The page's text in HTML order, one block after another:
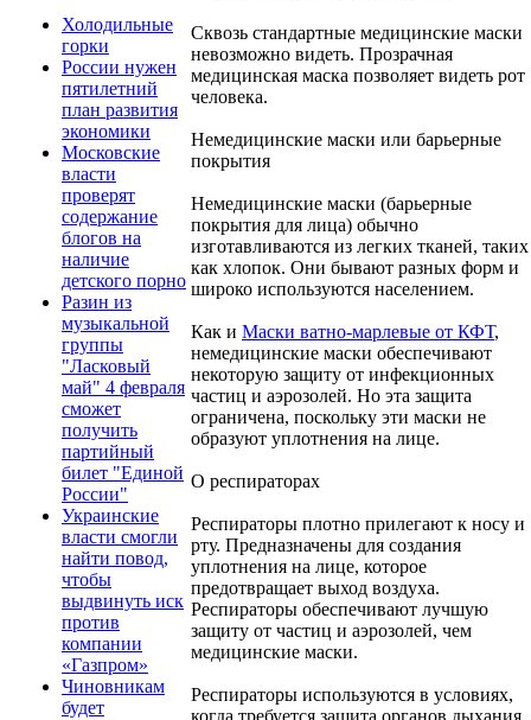
Холодильные
горки
России нужен
пятилетний
план развития
экономики
Московские
власти
проверят
содержание
блогов на
наличие
детского порно
Разин из
музыкальной
группы
"Ласковый
май" 4 февраля
сможет
получить
партийный
билет "Единой
России"
Украинские
власти смогли
найти повод,
чтобы
выдвинуть иск
против
компании
«Газпром»
Чиновникам
будет
Сквозь стандартные медицинские маски
невозможно видеть. Прозрачная
медицинская маска позволяет видеть рот
человека.
Немедицинские маски или барьерные
покрытия
Немедицинские маски (барьерные
покрытия для лица) обычно
изготавливаются из легких тканей, таких
как хлопок. Они бывают разных форм и
широко используются населением.
Как и Маски ватно-марлевые от КФТ,
немедицинские маски обеспечивают
некоторую защиту от инфекционных
частиц и аэрозолей. Но эта защита
ограничена, поскольку эти маски не
образуют уплотнения на лице.
О респираторах
Респираторы плотно прилегают к носу и
рту. Предназначены для создания
уплотнения на лице, которое
предотвращает выход воздуха.
Респираторы обеспечивают лучшую
защиту от частиц и аэрозолей, чем
медицинские маски.
Респираторы используются в условиях,
когда требуется защита органов дыхания.